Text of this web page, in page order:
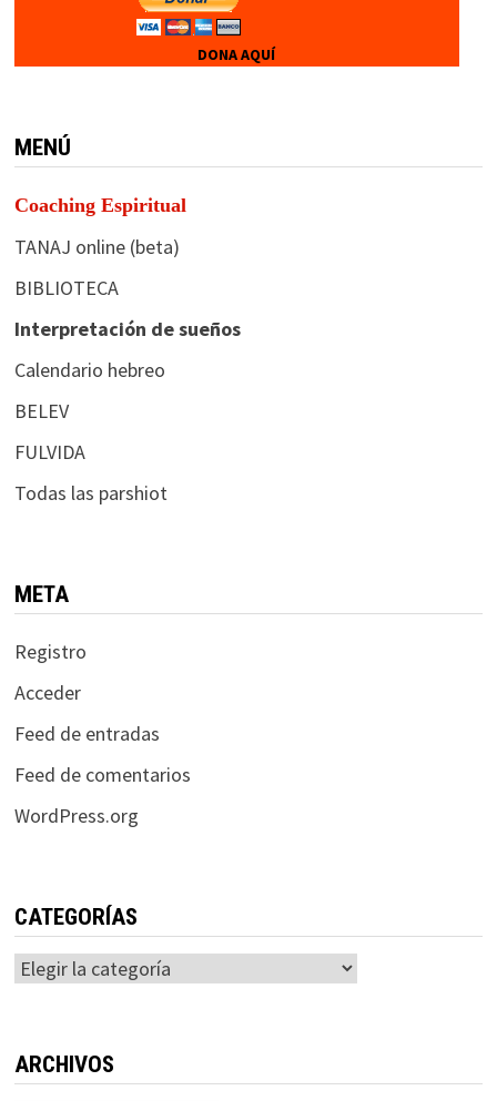
DONA AQUÍ
MENÚ
Coaching Espiritual
TANAJ online (beta)
BIBLIOTECA
Interpretación de sueños
Calendario hebreo
BELEV
FULVIDA
Todas las parshiot
META
Registro
Acceder
Feed de entradas
Feed de comentarios
WordPress.org
CATEGORÍAS
Categorías
ARCHIVOS